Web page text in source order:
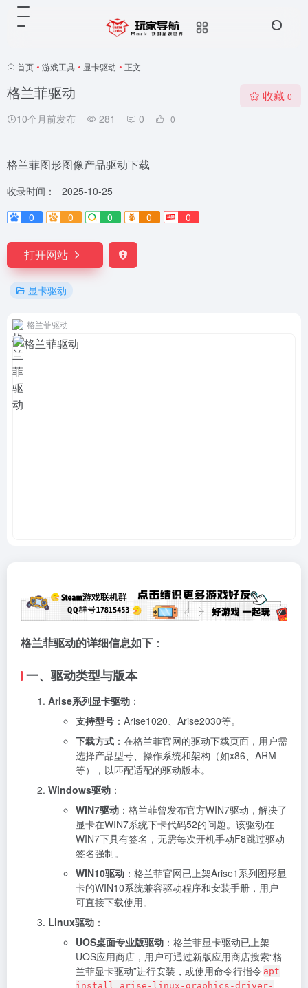
首页 • 游戏工具 • 显卡驱动 • 正文
格兰菲驱动
10个月前发布 281 0 0
收藏 0
格兰菲图形图像产品驱动下载
收录时间：
2025-10-25
0
0 0 0 0
打开网站
显卡驱动
格兰菲驱动
格兰菲驱动的详细信息如下 ：
一、驱动类型与版本
Arise系列显卡驱动 ：
支持型号 ：Arise1020、Arise2030等。
下载方式 ：在格兰菲官网的驱动下载页面，用户需
选择产品型号、操作系统和架构（如x86、ARM
等），以匹配适配的驱动版本。
Windows驱动 ：
WIN7驱动 ：格兰菲曾发布官方WIN7驱动，解决了
显卡在WIN7系统下卡代码52的问题。该驱动在
WIN7下具有签名，无需每次开机手动F8跳过驱动
签名强制。
WIN10驱动 ：格兰菲官网已上架Arise1系列图形显
卡的WIN10系统兼容驱动程序和安装手册，用户
可直接下载使用。
Linux驱动 ：
UOS桌面专业版驱动 ：格兰菲显卡驱动已上架
UOS应用商店，用户可通过新版应用商店搜索“格
兰菲显卡驱动”进行安装，或使用命令行指令 apt
install arise-linux-graphics-driver-